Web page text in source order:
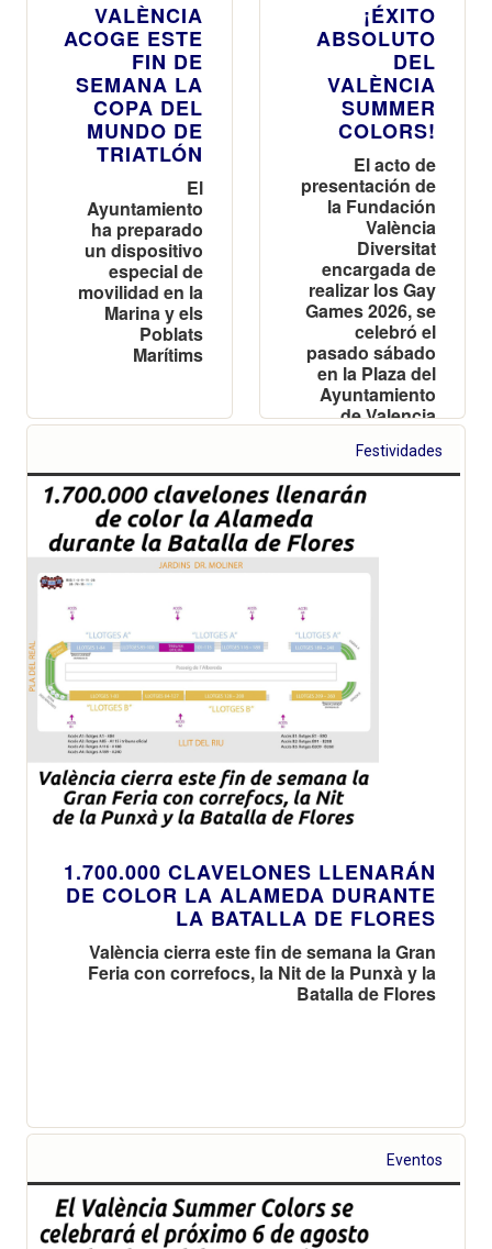
VALÈNCIA
ACOGE ESTE
FIN DE
SEMANA LA
COPA DEL
MUNDO DE
TRIATLÓN
El
Ayuntamiento
ha preparado
un dispositivo
especial de
movilidad en la
Marina y els
Poblats
Marítims
¡ÉXITO
ABSOLUTO
DEL
VALÈNCIA
SUMMER
COLORS!
El acto de
presentación de
la Fundación
València
Diversitat
encargada de
realizar los Gay
Games 2026, se
celebró el
pasado sábado
en la Plaza del
Ayuntamiento
de Valencia
Festividades
1.700.000 CLAVELONES LLENARÁN
DE COLOR LA ALAMEDA DURANTE
LA BATALLA DE FLORES
València cierra este fin de semana la Gran
Feria con correfocs, la Nit de la Punxà y la
Batalla de Flores
Eventos